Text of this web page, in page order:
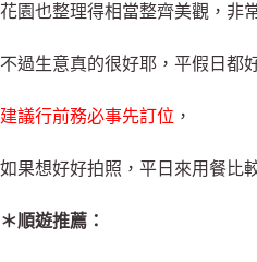
花園也整理得相當整齊美觀，非
不過生意真的很好耶，平假日都
建議行前務必事先訂位 ，
如果想好好拍照，平日來用餐比
＊順遊推薦：